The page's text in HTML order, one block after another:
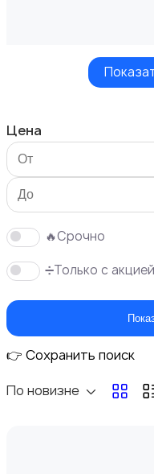
Вакансии
Цена
🔥Срочно
➗Только с акцией
👉 Сохранить поиск
По новизне